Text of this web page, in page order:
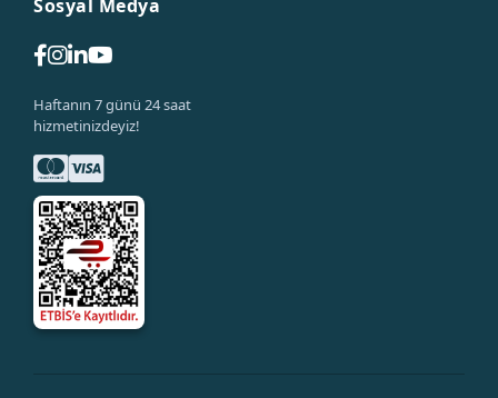
Sosyal Medya
Haftanın 7 günü 24 saat
hizmetinizdeyiz!